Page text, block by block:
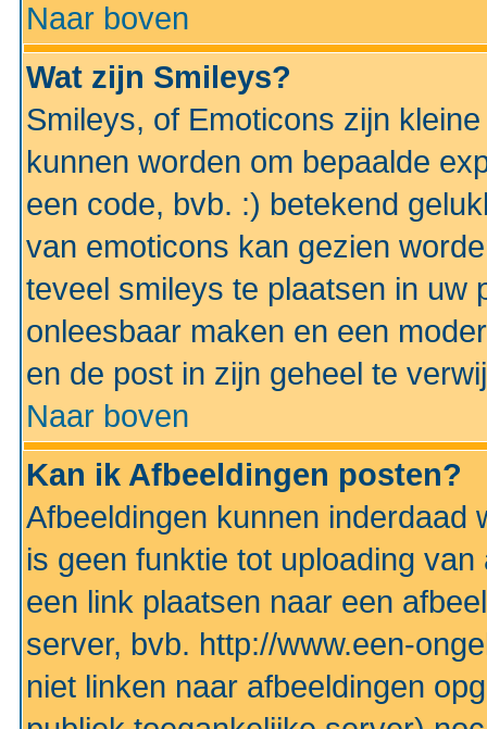
Naar boven
Wat zijn Smileys?
Smileys, of Emoticons zijn
kunnen worden om bepaalde
een code, bvb. :) betekend
van emoticons kan gezien
teveel smileys te plaatsen in uw
onleesbaar maken en een
en de post in zijn geheel te
Naar boven
Kan ik Afbeeldingen posten?
Afbeeldingen kunnen inderdaad
is geen funktie tot uploading
een link plaatsen naar een
server, bvb. http://www.een-
niet linken naar afbeeldingen